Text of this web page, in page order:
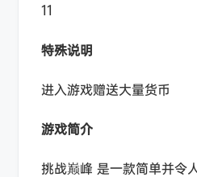
11
特殊说明
进入游戏赠送大量货币
游戏简介
挑战巅峰 是一款简单并令